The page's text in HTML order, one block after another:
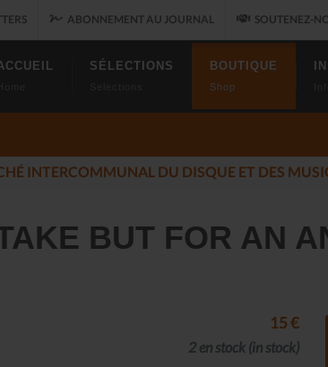
ABONNEMENT AU JOURNAL SOUTENEZ-
SÉLECTIONS BOUTIQUE
Shop
LES ALLUMÉS DU JAZZ FONT SALON, LE
BUT FOR AN
15 €
2 en stock (in stock)